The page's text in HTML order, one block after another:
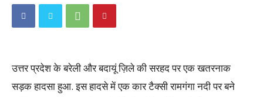
उत्तर प्रदेश के बरेली और बदायूं ज़िले की सरहद पर एक खतरनाक
सड़क हादसा हुआ. इस हादसे में एक कार टैक्सी रामगंगा नदी पर बने